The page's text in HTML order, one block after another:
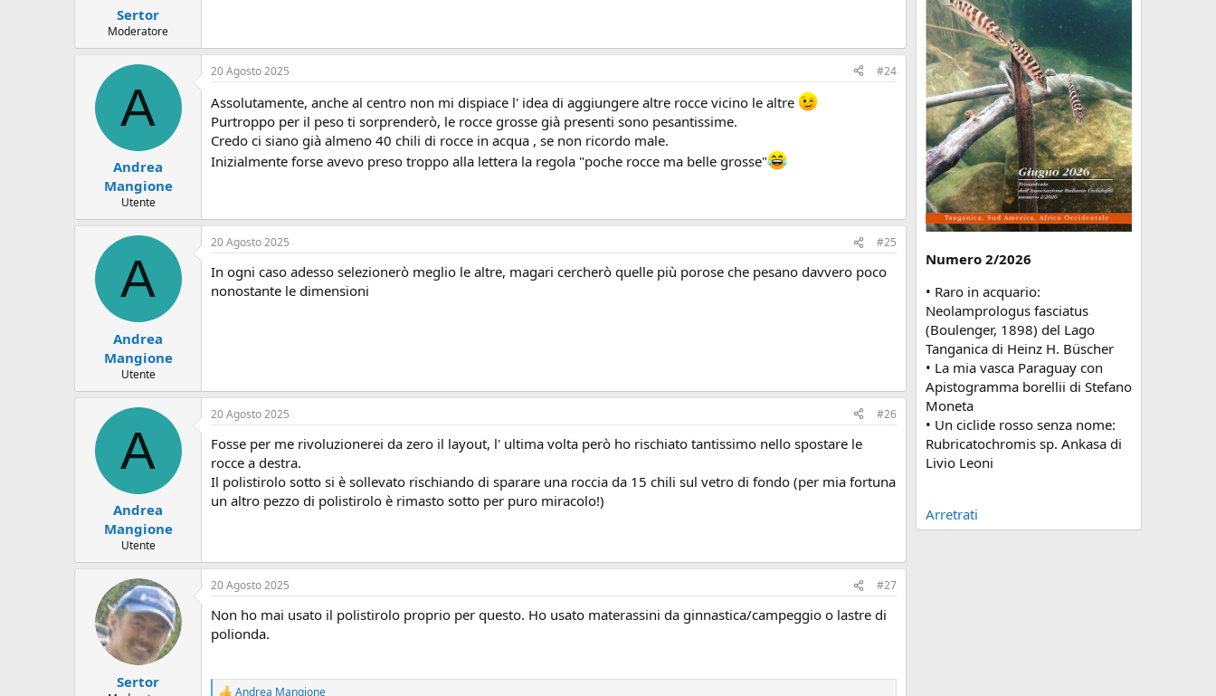
Sertor
Moderatore
A
Andrea
Mangione
Utente
20 Agosto 2025 #24
Assolutamente, anche al centro non mi dispiace l' idea di aggiungere altre rocce vicino le altre
Purtroppo per il peso ti sorprenderò, le rocce grosse già presenti sono pesantissime.
Credo ci siano già almeno 40 chili di rocce in acqua , se non ricordo male.
Inizialmente forse avevo preso troppo alla lettera la regola "poche rocce ma belle grosse"
A
Andrea
Mangione
Utente
20 Agosto 2025 #25
In ogni caso adesso selezionerò meglio le altre, magari cercherò quelle più porose che pesano davvero poco
nonostante le dimensioni
A
Andrea
Mangione
Utente
20 Agosto 2025 #26
Fosse per me rivoluzionerei da zero il layout, l' ultima volta però ho rischiato tantissimo nello spostare le
rocce a destra.
Il polistirolo sotto si è sollevato rischiando di sparare una roccia da 15 chili sul vetro di fondo (per mia fortuna
un altro pezzo di polistirolo è rimasto sotto per puro miracolo!)
Sertor
20 Agosto 2025 #27
Non ho mai usato il polistirolo proprio per questo. Ho usato materassini da ginnastica/campeggio o lastre di
polionda.
Andrea Mangione
Numero 2/2026
• Raro in acquario:
Neolamprologus fasciatus
(Boulenger, 1898) del Lago
Tanganica di Heinz H. Büscher
• La mia vasca Paraguay con
Apistogramma borellii di Stefano
Moneta
• Un ciclide rosso senza nome:
Rubricatochromis sp. Ankasa di
Livio Leoni
Arretrati